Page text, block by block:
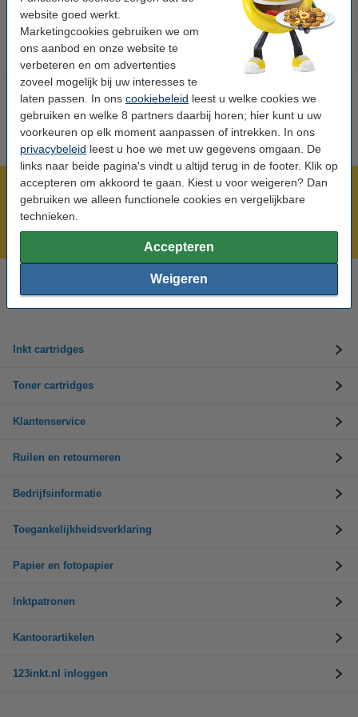
website goed werkt.
Marketingcookies gebruiken we om
ons aanbod en onze website te
verbeteren en om advertenties
zoveel mogelijk bij uw interesses te
laten passen. In ons cookiebeleid leest u welke cookies we
gebruiken en welke 8 partners daarbij horen; hier kunt u uw
voorkeuren op elk moment aanpassen of intrekken. In ons
privacybeleid leest u hoe we met uw gegevens omgaan. De
links naar beide pagina's vindt u altijd terug in de footer. Klik op
accepteren om akkoord te gaan. Kiest u voor weigeren? Dan
gebruiken we alleen functionele cookies en vergelijkbare
technieken.
Accepteren
Weigeren
Meer dan 5 miljoen klanten!
Voor 23.59 uur besteld, morgen in huis!
Laagsteprijsgarantie!
Inkt cartridges
Toner cartridges
Klantenservice
Ruilen en retourneren
Bedrijfsinformatie
Toegankelijkheidsverklaring
Papier en fotopapier
Inktpatronen
Kantoorartikelen
123inkt.nl inloggen